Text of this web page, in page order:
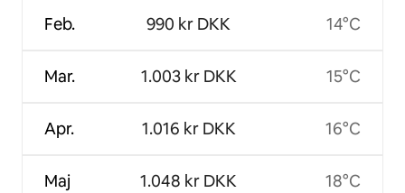
Feb.
Mar.
Apr.
Maj
990 kr DKK
1.003 kr DKK
1.016 kr DKK
1.048 kr DKK
14°C
15°C
16°C
18°C